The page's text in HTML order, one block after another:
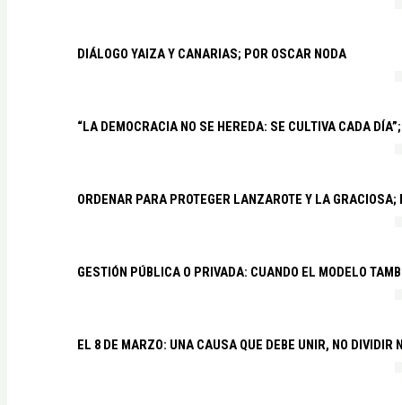
DIÁLOGO YAIZA Y CANARIAS; POR OSCAR NODA
“LA DEMOCRACIA NO SE HEREDA: SE CULTIVA CADA
ORDENAR PARA PROTEGER LANZAROTE Y LA
GESTIÓN PÚBLICA O PRIVADA: CUANDO EL MODELO
EL 8 DE MARZO: UNA CAUSA QUE DEBE UNIR, NO DIVIDIR